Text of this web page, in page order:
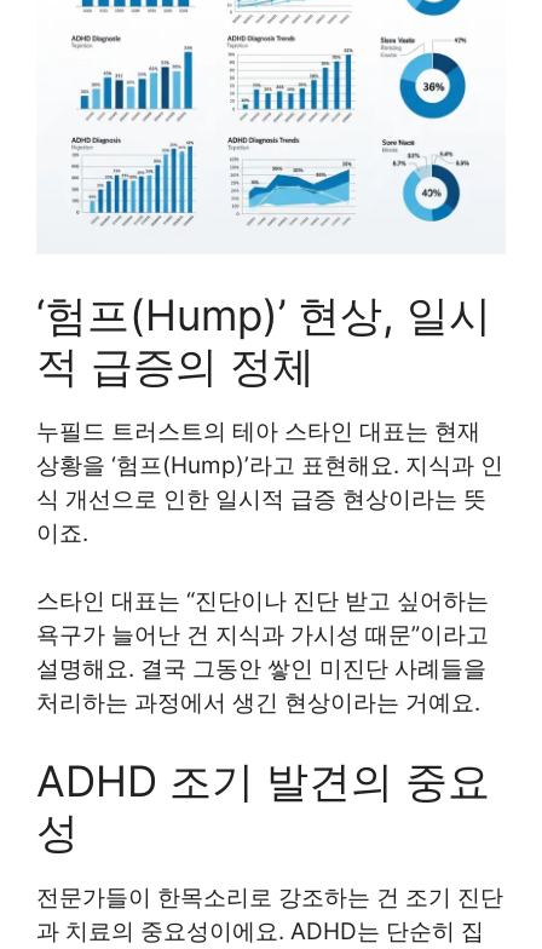
‘험프(Hump)’ 현상, 일시
적 급증의 정체
누필드 트러스트의 테아 스타인 대표는 현재
상황을 ‘험프(Hump)’라고 표현해요. 지식과 인
식 개선으로 인한 일시적 급증 현상이라는 뜻
이죠.
스타인 대표는 “진단이나 진단 받고 싶어하는
욕구가 늘어난 건 지식과 가시성 때문”이라고
설명해요. 결국 그동안 쌓인 미진단 사례들을
처리하는 과정에서 생긴 현상이라는 거예요.
ADHD 조기 발견의 중요
성
전문가들이 한목소리로 강조하는 건 조기 진단
과 치료의 중요성이에요. ADHD는 단순히 집